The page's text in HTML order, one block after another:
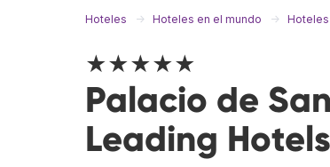
Hoteles Hoteles en el mundo Hoteles
★★★★★
Palacio de
Leading